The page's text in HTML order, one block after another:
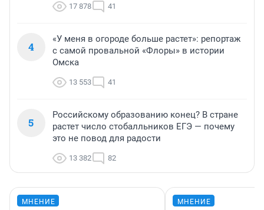
17 878 41
4
«У меня в огороде больше растет»: репортаж
с самой провальной «Флоры» в истории
Омска
13 553 41
5
Российскому образованию конец? В стране
растет число стобалльников ЕГЭ — почему
это не повод для радости
13 382 82
МНЕНИЕ МНЕНИЕ